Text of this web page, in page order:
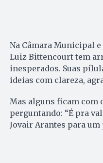
Na Câmara Municipal
Luiz Bittencourt tem
inesperados. Suas
ideias com clareza,
Mas alguns ficam com
perguntando: “É pra
Jovair Arantes para um